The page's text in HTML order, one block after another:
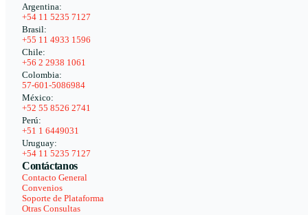
Argentina:
+54 11 5235 7127
Brasil:
+55 11 4933 1596
Chile:
+56 2 2938 1061
Colombia:
57-601-5086984
México:
+52 55 8526 2741
Perú:
+51 1 6449031
Uruguay:
+54 11 5235 7127
Contáctanos
Contacto General
Convenios
Soporte de Plataforma
Otras Consultas